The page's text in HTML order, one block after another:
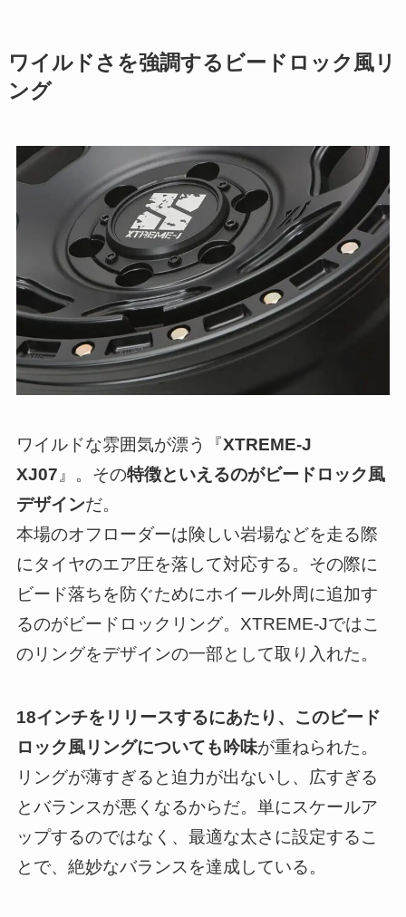
ワイルドさを強調するビードロック風リ
ング
ワイルドな雰囲気が漂う『XTREME-J
XJ07 』。その特徴といえるのがビードロック風
デザインだ。
本場のオフローダーは険しい岩場などを走る際
にタイヤのエア圧を落して対応する。その際に
ビード落ちを防ぐためにホイール外周に追加す
るのがビードロックリング。XTREME-Jではこ
のリングをデザインの一部として取り入れた。
18インチをリリースするにあたり、このビード
ロック風リングについても吟味が重ねられた。
リングが薄すぎると迫力が出ないし、広すぎる
とバランスが悪くなるからだ。単にスケールア
ップするのではなく、最適な太さに設定するこ
とで、絶妙なバランスを達成している。